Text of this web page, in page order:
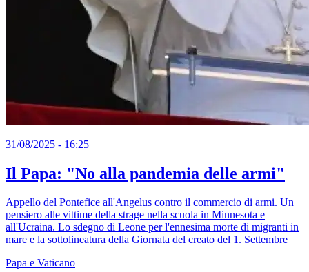
31/08/2025 - 16:25
Il Papa: "No alla pandemia delle armi"
Appello del Pontefice all'Angelus contro il commercio di armi. Un
pensiero alle vittime della strage nella scuola in Minnesota e
all'Ucraina. Lo sdegno di Leone per l'ennesima morte di migranti in
mare e la sottolineatura della Giornata del creato del 1. Settembre
Papa e Vaticano